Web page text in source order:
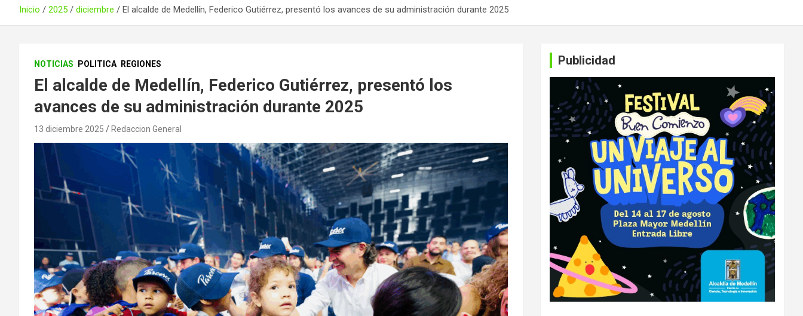
Inicio 2025 diciembre El alcalde de Medellín, Federico Gutiérrez, presentó los avances de su administración durante 2025
NOTICIAS POLITICA REGIONES
El alcalde de Medellín, Federico Gutiérrez, presentó los
avances de su administración durante 2025
13 diciembre 2025 Redaccion General
Publicidad